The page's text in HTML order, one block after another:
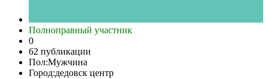
Полноправный участник
0
62 публикации
Пол:Мужчина
Город:дедовск центр